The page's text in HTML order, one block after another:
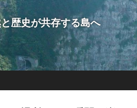
歴史が共存する島へ